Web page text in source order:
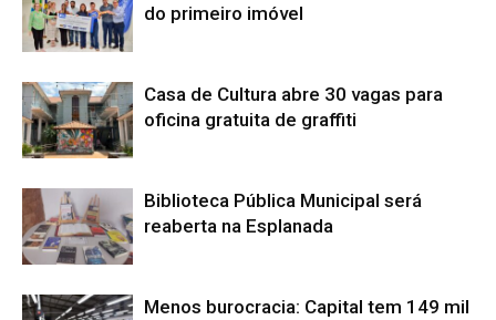
do primeiro imóvel
Casa de Cultura abre 30 vagas para
oficina gratuita de graffiti
Biblioteca Pública Municipal será
reaberta na Esplanada
Menos burocracia: Capital tem 149 mil